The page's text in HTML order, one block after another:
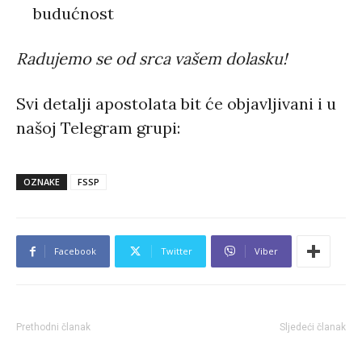
budućnost
Radujemo se od srca vašem dolasku!
Svi detalji apostolata bit će objavljivani i u
našoj Telegram grupi:
OZNAKE FSSP
Facebook Twitter Viber
Prethodni članak Sljedeći članak